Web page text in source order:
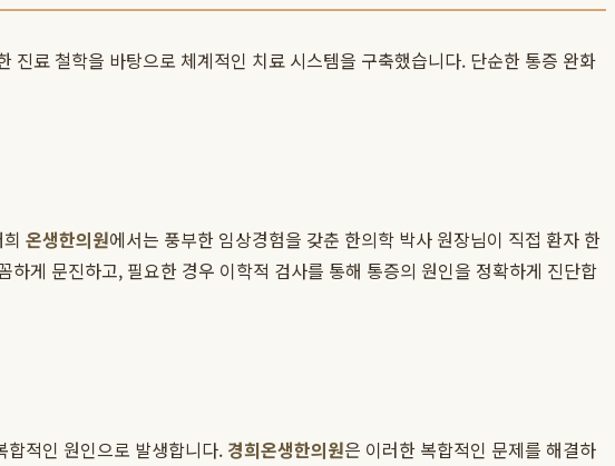
진료 철학을 바탕으로 체계적인 치료 시스템을 구축했습니다. 단순한 통증 완화
온생한의원에서는 풍부한 임상경험을 갖춘 한의학 박사 원장님이 직접 환자 한
게 문진하고, 필요한 경우 이학적 검사를 통해 통증의 원인을 정확하게 진단합
적인 원인으로 발생합니다. 경희온생한의원은 이러한 복합적인 문제를 해결하